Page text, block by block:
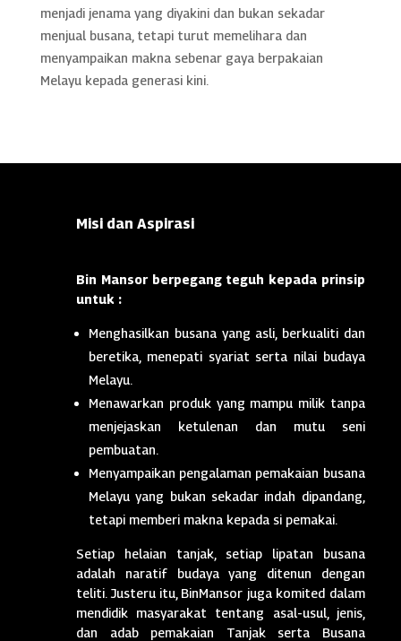
menjadi jenama yang diyakini dan bukan sekadar
menjual busana, tetapi turut memelihara dan
menyampaikan makna sebenar gaya berpakaian
Melayu kepada generasi kini.
Misi dan Aspirasi
Bin Mansor berpegang teguh kepada prinsip
untuk :
Menghasilkan busana yang asli, berkualiti dan
beretika, menepati syariat serta nilai budaya
Melayu.
Menawarkan produk yang mampu milik tanpa
menjejaskan ketulenan dan mutu seni
pembuatan.
Menyampaikan pengalaman pemakaian busana
Melayu yang bukan sekadar indah dipandang,
tetapi memberi makna kepada si pemakai.
Setiap helaian tanjak, setiap lipatan busana
adalah naratif budaya yang ditenun dengan
teliti. Justeru itu, BinMansor juga komited dalam
mendidik masyarakat tentang asal-usul, jenis,
dan adab pemakaian Tanjak serta Busana